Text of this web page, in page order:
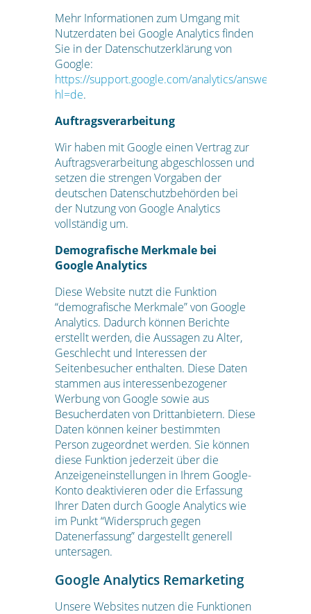
Mehr Informationen zum Umgang mit
Nutzerdaten bei Google Analytics finden
Sie in der Datenschutzerklärung von
Google:
https://support.google.com/analytics/answer/
hl=de.
Auftragsverarbeitung
Wir haben mit Google einen Vertrag zur
Auftragsverarbeitung abgeschlossen und
setzen die strengen Vorgaben der
deutschen Datenschutzbehörden bei
der Nutzung von Google Analytics
vollständig um.
Demografische Merkmale bei
Google Analytics
Diese Website nutzt die Funktion
“demografische Merkmale” von Google
Analytics. Dadurch können Berichte
erstellt werden, die Aussagen zu Alter,
Geschlecht und Interessen der
Seitenbesucher enthalten. Diese Daten
stammen aus interessenbezogener
Werbung von Google sowie aus
Besucherdaten von Drittanbietern. Diese
Daten können keiner bestimmten
Person zugeordnet werden. Sie können
diese Funktion jederzeit über die
Anzeigeneinstellungen in Ihrem Google-
Konto deaktivieren oder die Erfassung
Ihrer Daten durch Google Analytics wie
im Punkt “Widerspruch gegen
Datenerfassung” dargestellt generell
untersagen.
Google Analytics Remarketing
Unsere Websites nutzen die Funktionen